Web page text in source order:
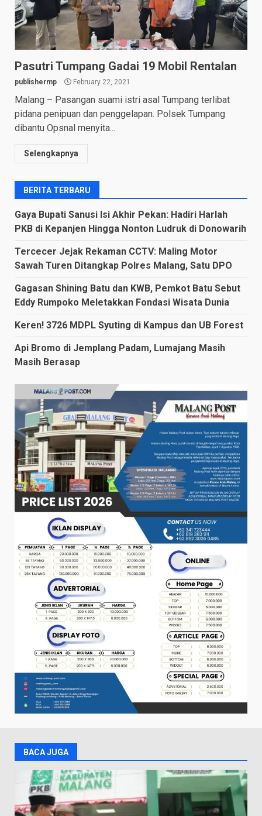
Pasutri Tumpang Gadai 19 Mobil Rentalan
publishermp February 22, 2021
Malang – Pasangan suami istri asal Tumpang terlibat
pidana penipuan dan penggelapan. Polsek Tumpang
dibantu Opsnal menyita...
Selengkapnya
BERITA TERBARU
Gaya Bupati Sanusi Isi Akhir Pekan: Hadiri Harlah
PKB di Kepanjen Hingga Nonton Ludruk di Donowarih
Tercecer Jejak Rekaman CCTV: Maling Motor
Sawah Turen Ditangkap Polres Malang, Satu DPO
Gagasan Shining Batu dan KWB, Pemkot Batu Sebut
Eddy Rumpoko Meletakkan Fondasi Wisata Dunia
Keren! 3726 MDPL Syuting di Kampus dan UB Forest
Api Bromo di Jemplang Padam, Lumajang Masih
Masih Berasap
BACA JUGA